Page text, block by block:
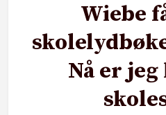
Wiebe
Nå er